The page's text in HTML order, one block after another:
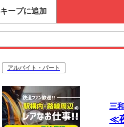
キープに追加
アルバイト・パート
三
≪